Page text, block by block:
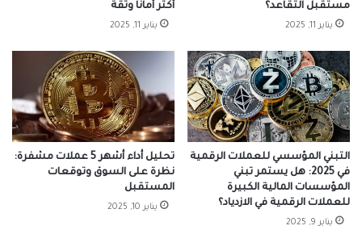
أكثر أمانًا وثقة
يناير 11, 2025
مستقبل التقاعد؟
يناير 11, 2025
تحليل أداء أشهر 5 عملات مشفرة:
نظرة على السوق وتوقعات
المستقبل
يناير 10, 2025
التبني المؤسسي للعملات الرقمية
في 2025: هل يستمر تبني
المؤسسات المالية الكبيرة
للعملات الرقمية في الازدياد؟
يناير 9, 2025